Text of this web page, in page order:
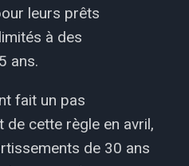
leurs prêts
à des
ans.
fait un pas
cette règle en avril,
de 30 ans